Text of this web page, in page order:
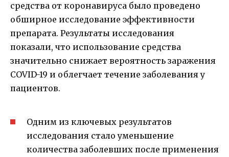
средства от коронавируса было проведено
обширное исследование эффективности
препарата. Результаты исследования
показали, что использование средства
значительно снижает вероятность заражения
COVID-19 и облегчает течение заболевания у
пациентов.
Одним из ключевых результатов
исследования стало уменьшение
количества заболевших после применения